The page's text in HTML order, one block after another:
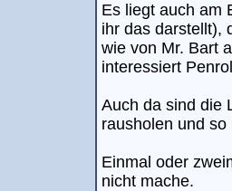
Es liegt auch am
ihr das darstellt),
wie von Mr. Bart
interessiert
Auch da sind die
rausholen und
Einmal oder
nicht mache.